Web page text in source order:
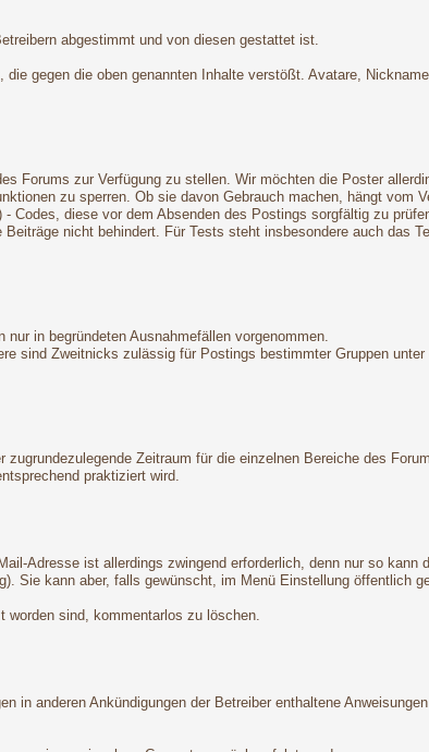
abgestimmt und von diesen gestattet ist.
gegen die oben genannten Inhalte verstößt. Avatare,
Forums zur Verfügung zu stellen. Wir möchten die Poster
zu sperren. Ob sie davon Gebrauch machen, hängt vom
diese vor dem Absenden des Postings sorgfältig zu
nicht behindert. Für Tests steht insbesondere auch das
in begründeten Ausnahmefällen vorgenommen.
sind Zweitnicks zulässig für Postings bestimmter Gruppen
Zeitraum für die einzelnen Bereiche des
praktiziert wird.
Adresse ist allerdings zwingend erforderlich, denn nur so kann
Sie kann aber, falls gewünscht, im Menü Einstellung öffentlich
worden sind, kommentarlos zu löschen.
in anderen Ankündigungen der Betreiber enthaltene